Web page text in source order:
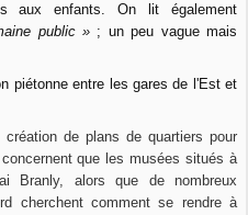
aux enfants. On lit également
public » ; un peu vague mais
piétonne entre les gares de l'Est et
de plans de quartiers pour
que les musées situés à
Branly, alors que de nombreux
cherchent comment se rendre à